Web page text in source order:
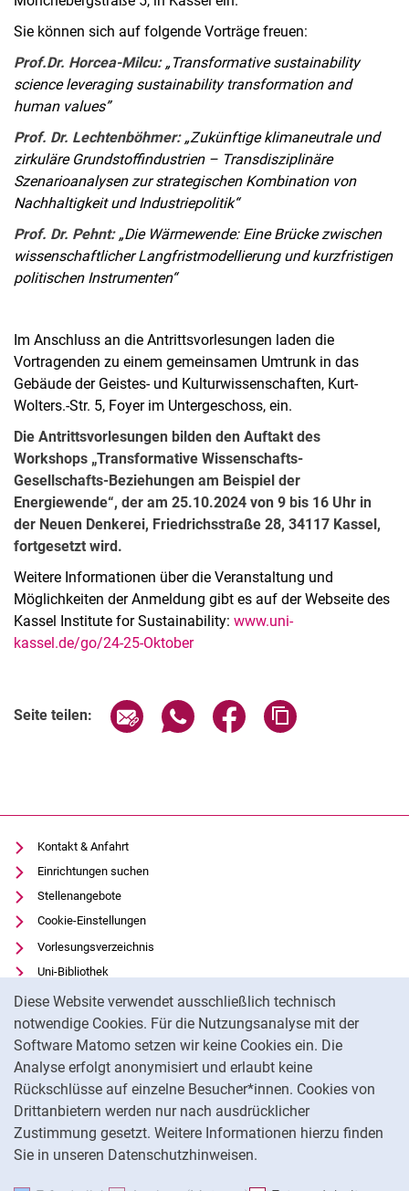
Diese Website verwendet ausschließlich technisch
notwendige Cookies. Für die Nutzungsanalyse mit der
Software Matomo setzen wir keine Cookies ein. Die
Analyse erfolgt anonymisiert und erlaubt keine
Rückschlüsse auf einzelne Besucher*innen. Cookies von
Drittanbietern werden nur nach ausdrücklicher
Zustimmung gesetzt. Weitere Informationen hierzu finden
Sie in unseren Datenschutzhinweisen.
Sie können sich auf folgende Vorträge freuen:
Prof.Dr. Horcea-Milcu:„Transformative sustainability
science leveraging sustainability transformation and
human values”
Prof. Dr. Lechtenböhmer:„Zukünftige klimaneutrale und
zirkuläre Grundstoffindustrien – Transdisziplinäre
Szenarioanalysen zur strategischen Kombination von
Nachhaltigkeit und Industriepolitik“
Prof. Dr. Pehnt:„Die Wärmewende: Eine Brücke zwischen
wissenschaftlicher Langfristmodellierung und kurzfristigen
politischen Instrumenten“
Im Anschluss an die Antrittsvorlesungen laden die
Vortragenden zu einem gemeinsamen Umtrunk in das
Gebäude der Geistes- und Kulturwissenschaften, Kurt-
Wolters.-Str. 5, Foyer im Untergeschoss, ein.
Die Antrittsvorlesungen bilden den Auftakt des
Workshops „Transformative Wissenschafts-
Gesellschafts-Beziehungen am Beispiel der
Energiewende“, der am 25.10.2024 von 9 bis 16 Uhr in
der Neuen Denkerei, Friedrichsstraße 28, 34117 Kassel,
fortgesetzt wird.
Weitere Informationen über die Veranstaltung und
Möglichkeiten der Anmeldung gibt es auf der Webseite des
Kassel Institute for Sustainability: www.uni-
kassel.de/go/24-25-Oktober
Seite teilen: Seite über E-Mail teilen
Seite über WhatsApp teilen
Seite über Facebook
Kontakt & Anfahrt
Einrichtungen suchen
Stellenangebote
Cookie-Einstellungen
Vorlesungsverzeichnis
Uni-Bibliothek
Moodle
Panopto
Datenschutz
Barrierefreiheit
Transparenter KI-Einsatz